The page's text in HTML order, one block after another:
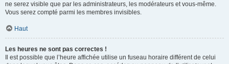
ne serez visible que par les administrateurs, les modérateurs et vous-même.
Vous serez compté parmi les membres invisibles.
Haut
Les heures ne sont pas correctes !
Il est possible que l’heure affichée utilise un fuseau horaire différent de celui